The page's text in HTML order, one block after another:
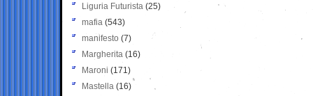
Liguria Futurista (25)
mafia (543)
manifesto (7)
Margherita (16)
Maroni (171)
Mastella (16)